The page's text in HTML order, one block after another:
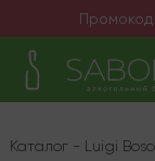
Промокод
Каталог - Luigi